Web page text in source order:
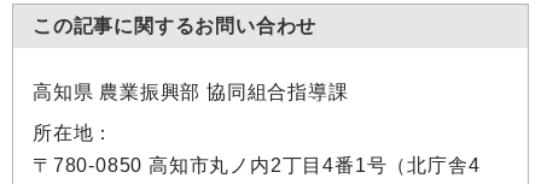
この記事に関するお問い合わせ
高知県 農業振興部 協同組合指導課
所在地：
〒780-0850 高知市丸ノ内2丁目4番1号（北庁舎4